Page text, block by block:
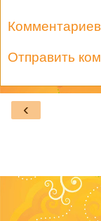
Отправить
‹